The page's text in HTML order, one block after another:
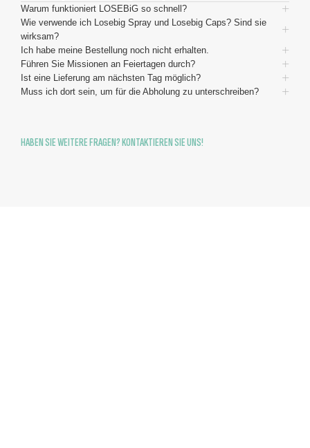
Warum funktioniert LOSEBiG so schnell?
Wie verwende ich Losebig Spray und Losebig Caps? Sind sie
wirksam?
Ich habe meine Bestellung noch nicht erhalten.
Führen Sie Missionen an Feiertagen durch?
Ist eine Lieferung am nächsten Tag möglich?
Muss ich dort sein, um für die Abholung zu unterschreiben?
HABEN SIE WEITERE FRAGEN? KONTAKTIEREN SIE UNS!